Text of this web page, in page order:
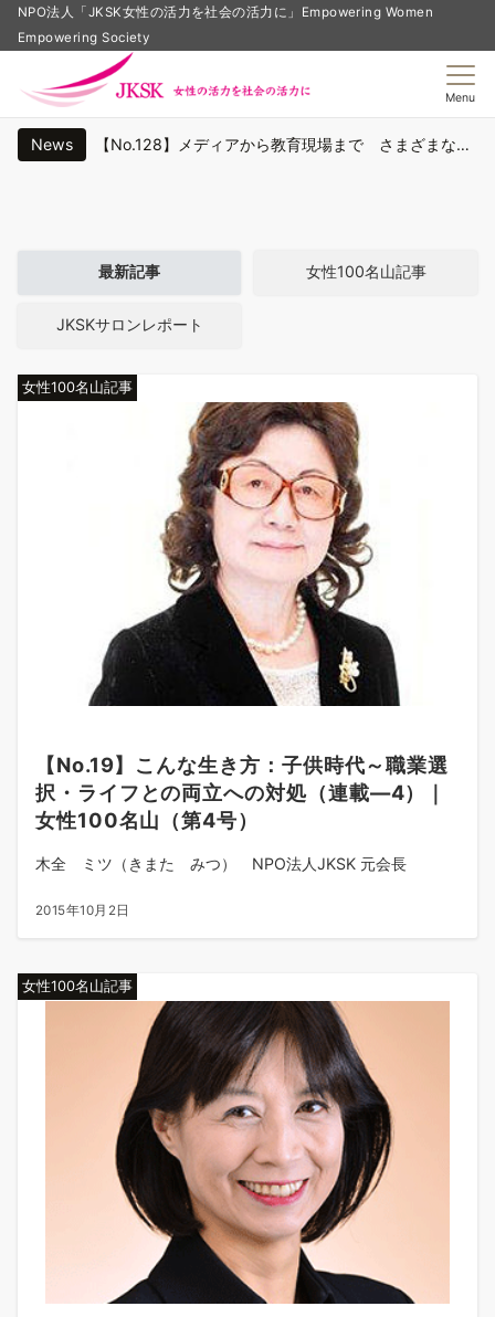
NPO法人「JKSK女性の活力を社会の活力に」Empowering Women
Empowering Society
Menu
News 【No.128】メディアから教育現場まで さまざまな職を経験して ３ ｜女性100名山（第39号）
最新記事 女性100名山記事
JKSKサロンレポート
女性100名山記事
【No.19】こんな生き方：子供時代～職業選
択・ライフとの両立への対処（連載―4）｜
女性100名山（第4号）
木全 ミツ（きまた みつ） NPO法人JKSK 元会長
2015年10月2日
女性100名山記事